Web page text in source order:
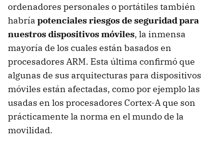
ordenadores personales o portátiles también
habría potenciales riesgos de seguridad para
nuestros dispositivos móviles, la inmensa
mayoría de los cuales están basados en
procesadores ARM. Esta última confirmó que
algunas de sus arquitecturas para dispositivos
móviles están afectadas, como por ejemplo las
usadas en los procesadores Cortex-A que son
prácticamente la norma en el mundo de la
movilidad.